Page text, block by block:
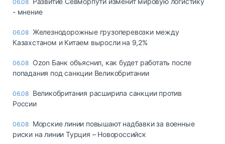
06.08
- мнение
06.08 Железнодорожные грузоперевозки между
Казахстаном и Китаем выросли на 9,2%
06.08 Ozon Банк объяснил, как будет работать после
попадания под санкции Великобритании
06.08 Великобритания расширила санкции против
России
06.08 Морские линии повышают надбавки за военные
риски на линии Турция – Новороссийск